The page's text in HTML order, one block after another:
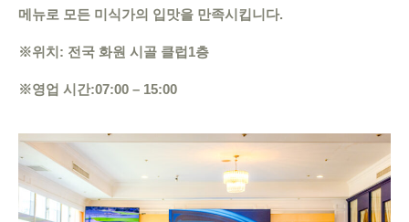
메뉴로 모든 미식가의 입맛을 만족시킵니다.
※위치: 전국 화원 시골 클럽 1층
※영업 시간:07:00 – 15:00